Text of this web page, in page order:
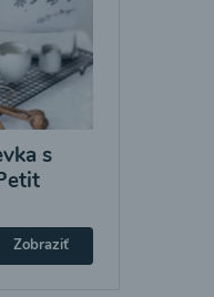
s
Zobraziť